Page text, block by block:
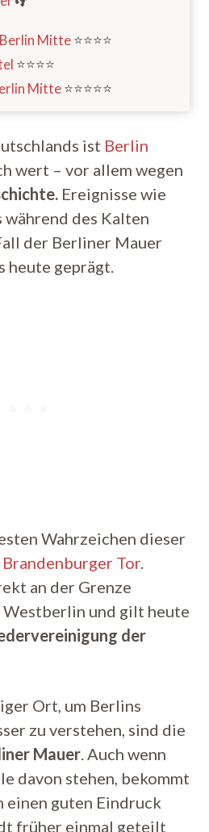
Mitte⭐️⭐️⭐️⭐️
⭐️⭐️⭐️⭐️
Mitte⭐️⭐️⭐️⭐️⭐️
ist Berlin
wert – vor allem wegen
Ereignisse wie
des Kalten
der Berliner Mauer
heute geprägt.
Wahrzeichen dieser
Brandenburger Tor
an der Grenze
Westberlin und gilt heute
der
Ort, um Berlins
zu verstehen, sind die
Mauer . Auch wenn
davon stehen, bekommt
guten Eindruck
früher einmal geteilt